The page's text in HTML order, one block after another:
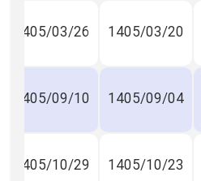
1405/03/20
1405/03/26
1405/09/04
1405/09/10
1405/10/23
1405/10/29